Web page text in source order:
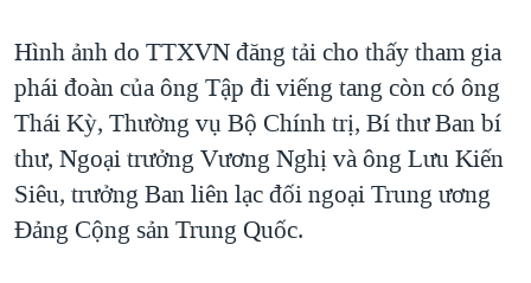
Hình ảnh do TTXVN đăng tải cho thấy tham gia
phái đoàn của ông Tập đi viếng tang còn có ông
Thái Kỳ, Thường vụ Bộ Chính trị, Bí thư Ban bí
thư, Ngoại trưởng Vương Nghị và ông Lưu Kiến
Siêu, trưởng Ban liên lạc đối ngoại Trung ương
Đảng Cộng sản Trung Quốc.